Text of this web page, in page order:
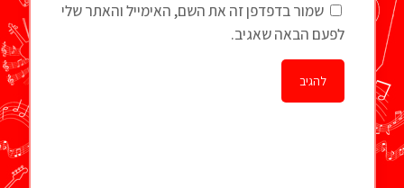
שמור בדפדפן זה את השם, האימייל והאתר שלי
לפעם הבאה שאגיב.